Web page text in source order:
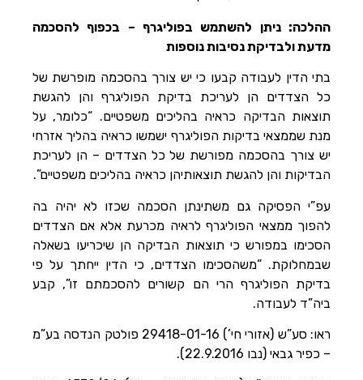
ההלכה: ניתן להשתמש בפוליגרף – בכפוף להסכמה
מדעת ולבדיקת נסיבות נוספות
בתי הדין לעבודה קבעו כי יש צורך בהסכמה מופרשת של
כל הצדדים הן לעריכת בדיקת הפוליגרף והן להגשת
תוצאות הבדיקה כראיה בהליכים משפטיים. “כלומר, על
מנת שממצאי בדיקות הפוליגרף ישמשו כראיה בהליך אזרחי
יש צורך בהסכמה מפורשת של כל הצדדים – הן לעריכת
הבדיקות והן להגשת תוצאותיהן כראיה בהליכים משפטיים”.
עפ”י הפסיקה גם משתינתן הסכמה שכזו לא יהיה בה
להפוך ממצאי הפוליגרף לראיה מכרעת אלא אם הצדדים
הסכימו במפורש כי תוצאות הבדיקה הן שיכריעו בשאלה
שבמחלוקת. “משהסכימו הצדדים, כי הדין ייחתך על פי
בדיקת הפוליגרף הרי הם קשורים להסכמתם זו”, קבע
ביה”ד לעבודה.
ראו: סע”ש (אזורי חי’) 29418-01-16 פולטק הנדסה בע”מ
– כפיר גבאי (נבו 22.9.2016).